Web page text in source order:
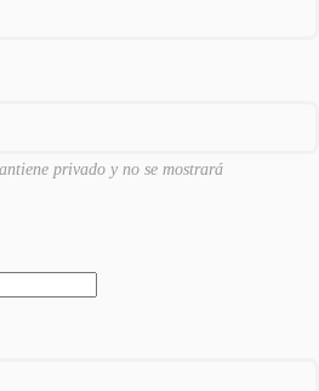
privado y no se mostrará